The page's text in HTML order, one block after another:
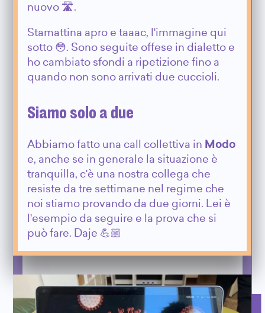
nuovo 🛣.
Stamattina apro e taaac, l'immagine qui
sotto 😳. Sono seguite offese in dialetto e
ho cambiato sfondi a ripetizione fino a
quando non sono arrivati due cuccioli.
Siamo solo a due
Abbiamo fatto una call collettiva in Modo
e, anche se in generale la situazione è
tranquilla, c'è una nostra collega che
resiste da tre settimane nel regime che
noi stiamo provando da due giorni. Lei è
l'esempio da seguire e la prova che si
può fare. Daje 💪🏼